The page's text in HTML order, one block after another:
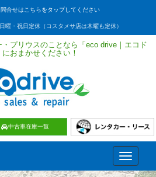
問合せはこちらをタップしてください
曜・祝日定休（コスタメサ店は木曜も定休）
プリウスのことなら「eco drive｜エコド
におまかせください！
中古車在庫一覧
Toggle